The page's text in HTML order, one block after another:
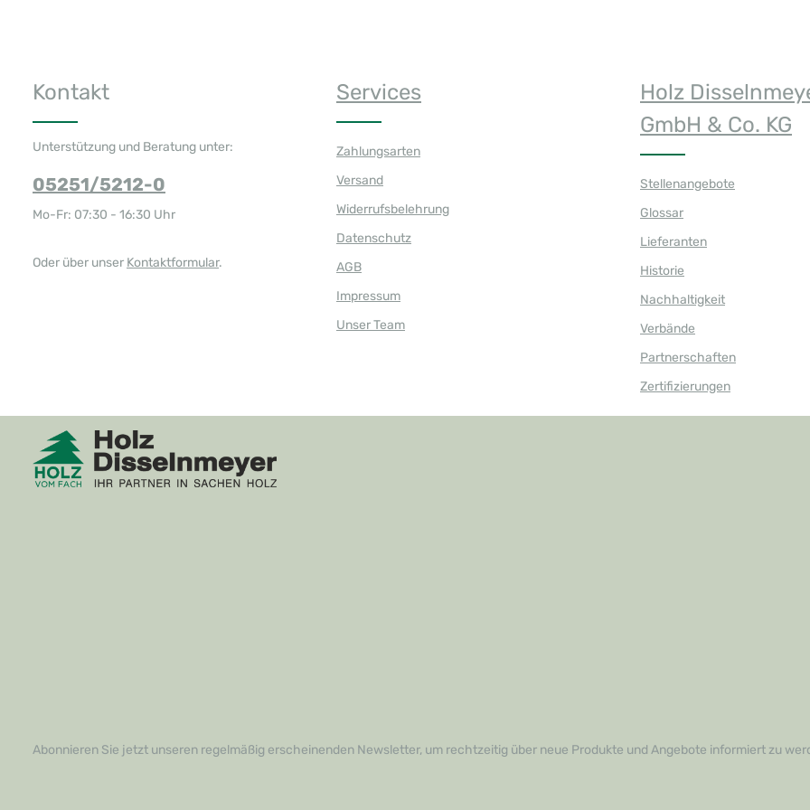
Kontakt
Unterstützung und Beratung unter:
05251/5212-0
Mo-Fr: 07:30 - 16:30 Uhr
Oder über unser Kontaktformular.
Services
Zahlungsarten
Versand
Widerrufsbelehrung
Datenschutz
AGB
Impressum
Unser Team
Holz
GmbH & Co. KG
Stellenangebote
Glossar
Lieferanten
Historie
Nachhaltigkeit
Verbände
Partnerschaften
Zertifizierungen
Abonnieren Sie jetzt unseren regelmäßig erscheinenden Newsletter, um rechtzeitig über neue Produkte und Angebote informiert zu